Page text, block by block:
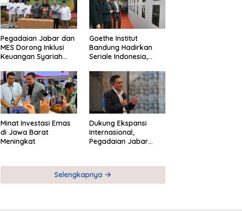
Pegadaian Jabar dan
MES Dorong Inklusi
Keuangan Syariah
UMKM
Goethe Institut
Bandung Hadirkan
Seriale Indonesia,
Global Industri Serial
Minat Investasi Emas
di Jawa Barat
Meningkat
Dukung Ekspansi
Internasional,
Pegadaian Jabar
Pegadaian Timor
Leste
Selengkapnya